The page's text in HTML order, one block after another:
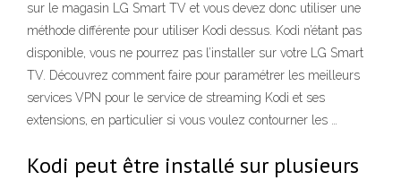
sur le magasin LG Smart TV et vous devez donc utiliser une
méthode différente pour utiliser Kodi dessus. Kodi n’étant pas
disponible, vous ne pourrez pas l’installer sur votre LG Smart
TV. Découvrez comment faire pour paramétrer les meilleurs
services VPN pour le service de streaming Kodi et ses
extensions, en particulier si vous voulez contourner les …
Kodi peut être installé sur plusieurs